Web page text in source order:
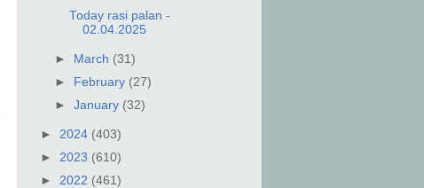
Today rasi palan -
02.04.2025
► March (31)
►
February (27)
► January (32)
► 2024 (403)
► 2023 (610)
► 2022 (461)